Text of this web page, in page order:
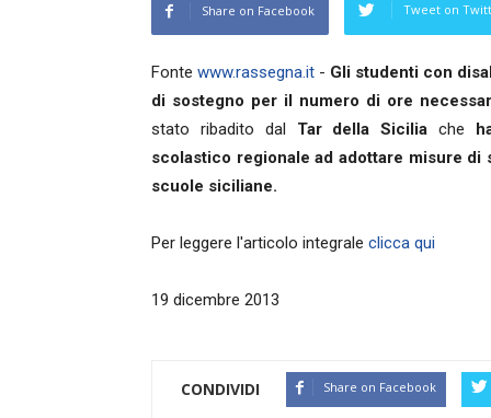
Share on Facebook Tweet on
Fonte www.rassegna.it - Gli studenti con
di sostegno per il numero di ore
stato ribadito dal
Tar della Siciliache
scolastico regionale ad adottare misure
scuole siciliane.
Per leggere l'articolo integrale clicca qui
19 dicembre 2013
CONDIVIDI Share on Facebook